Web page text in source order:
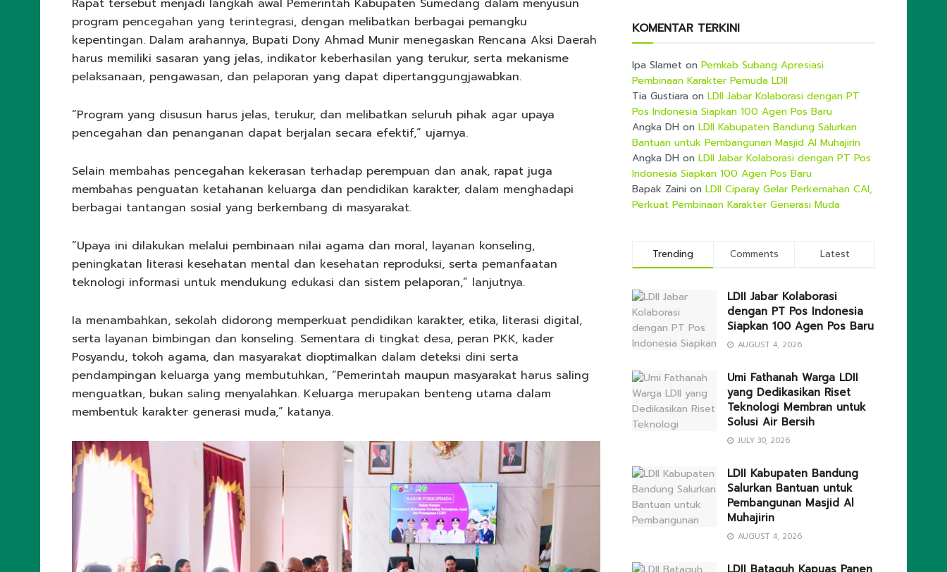
Rapat tersebut menjadi langkah awal Pemerintah Kabupaten Sumedang dalam menyusun
program pencegahan yang terintegrasi, dengan melibatkan berbagai pemangku
kepentingan. Dalam arahannya, Bupati Dony Ahmad Munir menegaskan Rencana Aksi Daerah
harus memiliki sasaran yang jelas, indikator keberhasilan yang terukur, serta mekanisme
pelaksanaan, pengawasan, dan pelaporan yang dapat dipertanggungjawabkan.
“Program yang disusun harus jelas, terukur, dan melibatkan seluruh pihak agar upaya
pencegahan dan penanganan dapat berjalan secara efektif,” ujarnya.
Selain membahas pencegahan kekerasan terhadap perempuan dan anak, rapat juga
membahas penguatan ketahanan keluarga dan pendidikan karakter, dalam menghadapi
berbagai tantangan sosial yang berkembang di masyarakat.
“Upaya ini dilakukan melalui pembinaan nilai agama dan moral, layanan konseling,
peningkatan literasi kesehatan mental dan kesehatan reproduksi, serta pemanfaatan
teknologi informasi untuk mendukung edukasi dan sistem pelaporan,” lanjutnya.
Ia menambahkan, sekolah didorong memperkuat pendidikan karakter, etika, literasi digital,
serta layanan bimbingan dan konseling. Sementara di tingkat desa, peran PKK, kader
Posyandu, tokoh agama, dan masyarakat dioptimalkan dalam deteksi dini serta
pendampingan keluarga yang membutuhkan, “Pemerintah maupun masyarakat harus saling
menguatkan, bukan saling menyalahkan. Keluarga merupakan benteng utama dalam
membentuk karakter generasi muda,” katanya.
KOMENTAR TERKINI
Ipa Slamet on Pemkab Subang Apresiasi
Pembinaan Karakter Pemuda LDII
Tia Gustiara on LDII Jabar Kolaborasi dengan PT
Pos Indonesia Siapkan 100 Agen Pos Baru
Angka DH on LDII Kabupaten Bandung Salurkan
Bantuan untuk Pembangunan Masjid Al Muhajirin
Angka DH on LDII Jabar Kolaborasi dengan PT Pos
Indonesia Siapkan 100 Agen Pos Baru
Bapak Zaini on LDII Ciparay Gelar Perkemahan CAI,
Perkuat Pembinaan Karakter Generasi Muda
Trending Comments Latest
LDII Jabar Kolaborasi
dengan PT Pos Indonesia
Siapkan 100 Agen Pos Baru
AUGUST 4, 2026
Umi Fathanah Warga LDII
yang Dedikasikan Riset
Teknologi Membran untuk
Solusi Air Bersih
JULY 30, 2026
LDII Kabupaten Bandung
Salurkan Bantuan untuk
Pembangunan Masjid Al
Muhajirin
AUGUST 4, 2026